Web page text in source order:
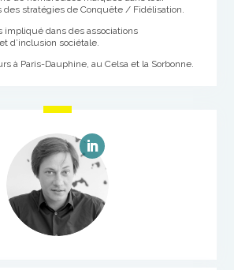
des stratégies de Conquête / Fidélisation.
impliqué dans des associations
d’inclusion sociétale.
à Paris-Dauphine, au Celsa et la Sorbonne.